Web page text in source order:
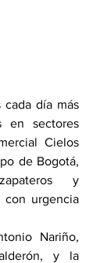
cada día más
en sectores
Cielos
de Bogotá,
y
con urgencia
Nariño,
y la